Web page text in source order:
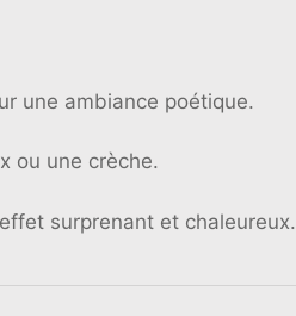
une ambiance poétique.
ou une crèche.
surprenant et chaleureux.